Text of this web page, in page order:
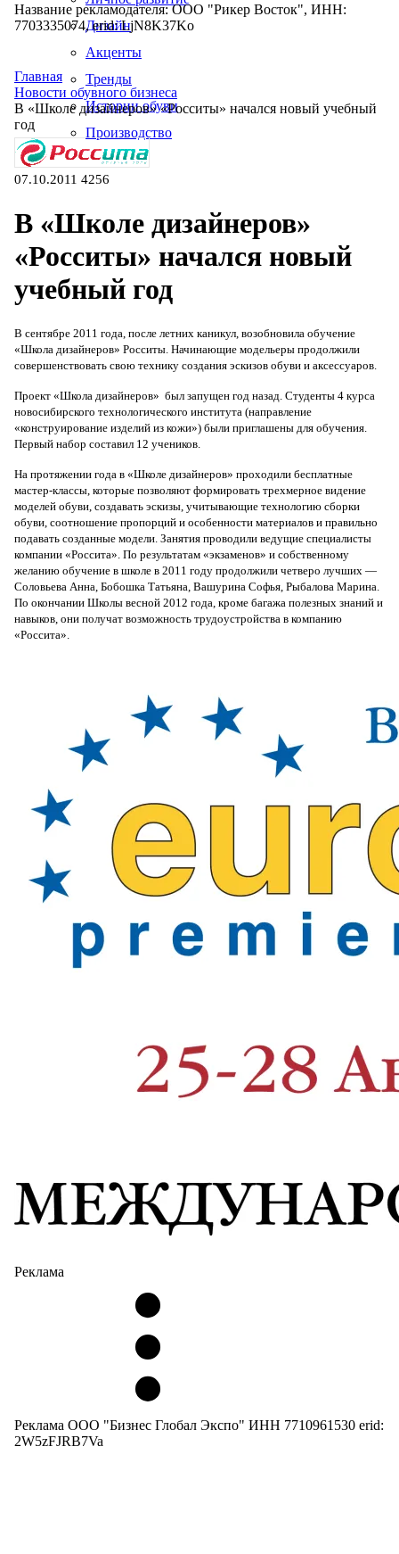
Дизайн
Акценты
Тренды
Истории обуви
Производство
Название рекламодателя: ООО "Рикер Восток", ИНН:
7703335074, erid: LjN8K37Ko
Главная
Новости обувного бизнеса
В «Школе дизайнеров» «Росситы» начался новый учебный
год
07.10.2011 4256
В «Школе дизайнеров»
«Росситы» начался новый
учебный год
В сентябре 2011 года, после летних каникул, возобновила обучение
«Школа дизайнеров» Росситы. Начинающие модельеры продолжили
совершенствовать свою технику создания эскизов обуви и аксессуаров.
Проект «Школа дизайнеров» был запущен год назад. Студенты 4 курса
новосибирского технологического института (направление
«конструирование изделий из кожи») были приглашены для обучения.
Первый набор составил 12 учеников.
На протяжении года в «Школе дизайнеров» проходили бесплатные
мастер-классы, которые позволяют формировать трехмерное видение
моделей обуви, создавать эскизы, учитывающие технологию сборки
обуви, соотношение пропорций и особенности материалов и правильно
подавать созданные модели. Занятия проводили ведущие специалисты
компании «Россита». По результатам «экзаменов» и собственному
желанию обучение в школе в 2011 году продолжили четверо лучших —
Соловьева Анна, Бобошка Татьяна, Вашурина Софья, Рыбалова Марина.
По окончании Школы весной 2012 года, кроме багажа полезных знаний и
навыков, они получат возможность трудоустройства в компанию
«Россита».
Реклама
Реклама ООО "Бизнес Глобал Экспо" ИНН 7710961530 erid:
2W5zFJRB7Va